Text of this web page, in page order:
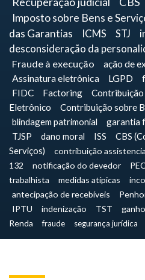
Imposto sobre Bens e
das Garantias
ICMS STJ
desconsideração da
Fraude à execução
ação de
Assinatura eletrônica
LGPD
FIDC Factoring
Eletrônico
Contribuição sobre
blindagem patrimonial
garantia
TJSP
dano moral ISS
CBS
Serviços)
contribuição
132
notificação do devedor
trabalhista
medidas atípicas
antecipação de recebíveis
IPTU
indenização TST
Renda
fraude segurança jurídica